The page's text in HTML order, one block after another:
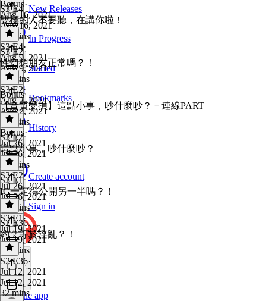
New Releases
In Progress
Starred
Bookmarks
History
Create account
Sign in
Get the app
Bonus·
Aug 16, 2021
Aug 16, 2021
37 mins
S3 E4
雙標的人不要聽，在講你啦！
S3 E4·
Aug 9, 2021
Aug 9, 2021
51 mins
S3 E2
性幻想朋友正常嗎？！
S3 E2·
Aug 2, 2021
Aug 2, 2021
44 mins
Bonus
【音質受損】這點小事，吵什麼吵？－連線PART
Bonus·
Jul 26, 2021
Jul 26, 2021
28 mins
S3 E2
這點小事，吵什麼吵？
S3 E2·
Jul 26, 2021
Jul 26, 2021
21 mins
S3 E1
IG一定得公開另一半嗎？！
S3 E1·
Jul 19, 2021
Jul 19, 2021
47 mins
S2 E36
約ㄆ等於淫亂？！
S2 E36·
Jul 12, 2021
Jul 12, 2021
32 mins